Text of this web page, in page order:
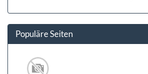
Populäre Seiten